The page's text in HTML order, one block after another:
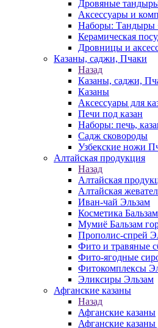
Дровяные
Аксессуары и
Наборы: Тандыры
Керамическая
Дровницы и
Казаны, саджи, Пчаки
Назад
Казаны, саджи,
Казаны
Аксессуары для
Печи под казан
Наборы: печь,
Садж сковороды
Узбекские ножи
Алтайская продукция
Назад
Алтайская
Алтайская
Иван-чай Эльзам
Косметика
Мумиё Бальзам
Прополис-спрей
Фито и травяные
Фито-ягодные
Фитокомплексы
Эликсиры Эльзам
Афганские казаны
Назад
Афганские казаны
Афганские